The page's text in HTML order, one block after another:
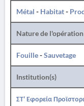
Métal - Habitat-
Nature de l'opération
Fouille-Sauvetage
Institution(s)
ΣΤ' Εφορεία